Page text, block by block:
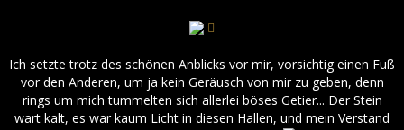
Ich setzte trotz des schönen Anblicks vor mir, vorsichtig einen Fuß
vor den Anderen, um ja kein Geräusch von mir zu geben, denn
rings um mich tummelten sich allerlei böses Getier... Der Stein
wart kalt, es war kaum Licht in diesen Hallen, und mein Verstand